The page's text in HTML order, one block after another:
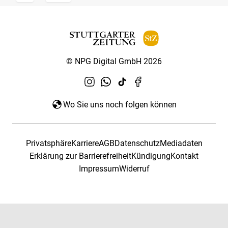
© NPG Digital GmbH 2026
Wo Sie uns noch folgen können
PrivatsphäreKarriereAGBDatenschutzMediadaten
Erklärung zur BarrierefreiheitKündigungKontakt
ImpressumWiderruf